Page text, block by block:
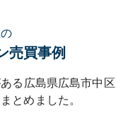
売買事例
る 広島県広島市中区
とめました。